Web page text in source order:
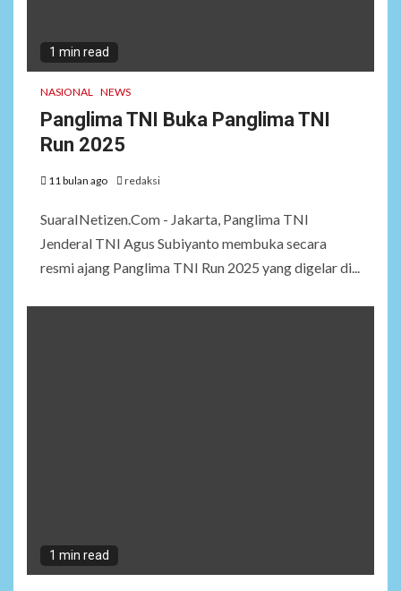
1 min read
NASIONAL NEWS
Panglima TNI Buka Panglima TNI
Run 2025
11 bulan ago redaksi
SuaraINetizen.Com - Jakarta, Panglima TNI
Jenderal TNI Agus Subiyanto membuka secara
resmi ajang Panglima TNI Run 2025 yang digelar di...
1 min read